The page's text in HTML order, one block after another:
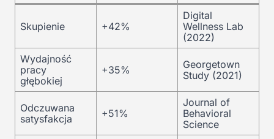
Skupienie +42%
Digital
Wellness Lab
(2022)
Wydajność
pracy
głębokiej
+35%
Georgetown
Study (2021)
Odczuwana
satysfakcja
+51%
Journal of
Behavioral
Science